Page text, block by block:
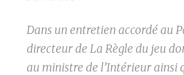
Dans un entretien accordé au
directeur de La Règle du jeu
au ministre de l’Intérieur ainsi